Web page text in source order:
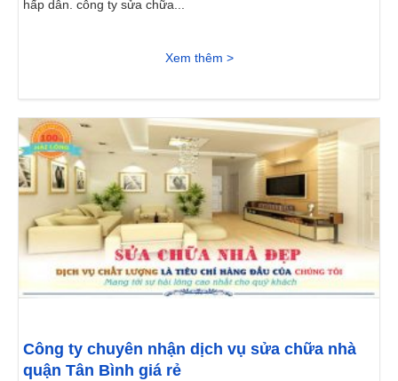
hấp dẫn. công ty sửa chữa...
Xem thêm >
Công ty chuyên nhận dịch vụ sửa chữa nhà
quận Tân Bình giá rẻ